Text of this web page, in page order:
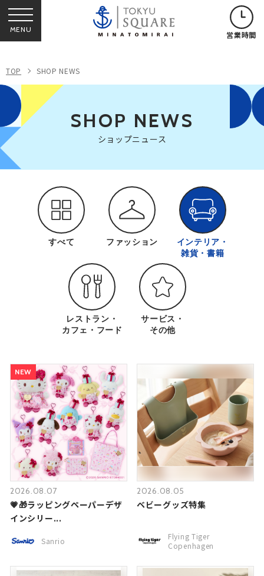
MENU 営業時間
TOP SHOP NEWS
SHOP NEWS
ショップニュース
すべて ファッション
インテリア・
雑貨・書籍
レストラン・
カフェ・フード
サービス・
その他
NEW
2026.08.07
💗🎁ラッピングペーパーデザ
インシリー...
Sanrio
2026.08.05
ベビーグッズ特集
Flying Tiger
Copenhagen